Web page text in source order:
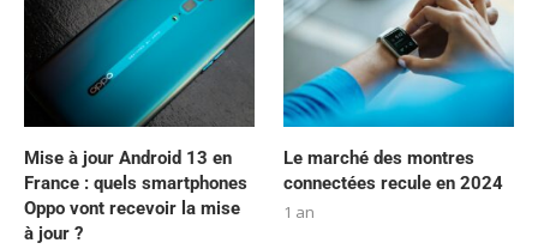
Mise à jour Android 13 en
France : quels smartphones
Oppo vont recevoir la mise
à jour ?
Le marché des montres
connectées recule en 2024
1 an